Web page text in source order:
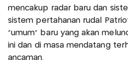
mencakup radar baru dan
sistem pertahanan rudal
"umum" baru yang akan
ini dan di masa mendatang
ancaman.